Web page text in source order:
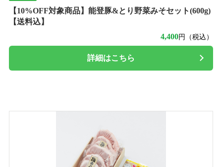
【10%OFF対象商品】能登豚&とり野菜みそセット(600g)
【送料込】
4,400円（税込）
詳細はこちら